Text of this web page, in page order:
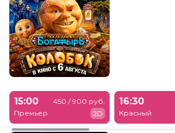
15:00
Премьер
450 / 900 руб.
2D
16:30
Красный